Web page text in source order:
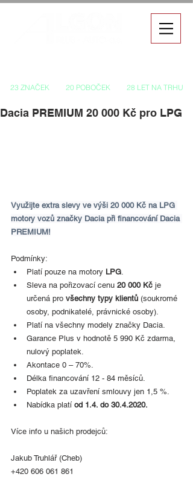
23 ZNAČEK 20 POBOČEK 28 LET NA TRHU
Dacia PREMIUM 20 000 Kč pro LPG
Využijte extra slevy ve výši 20 000 Kč na LPG
motory vozů značky Dacia při financování Dacia
PREMIUM!
Podmínky:
Platí pouze na motory LPG.
Sleva na pořizovací cenu 20 000 Kč je
určená pro všechny typy klientů (soukromé
osoby, podnikatelé, právnické osoby).
Platí na všechny modely značky Dacia.
Garance Plus v hodnotě 5 990 Kč zdarma,
nulový poplatek.
Akontace 0 – 70%.
Délka financování 12 - 84 měsíců.
Poplatek za uzavření smlouvy jen 1,5 %.
Nabídka platí od 1.4. do 30.4.2020.
Více info u našich prodejců:
Jakub Truhlář (Cheb)
+420 606 061 861